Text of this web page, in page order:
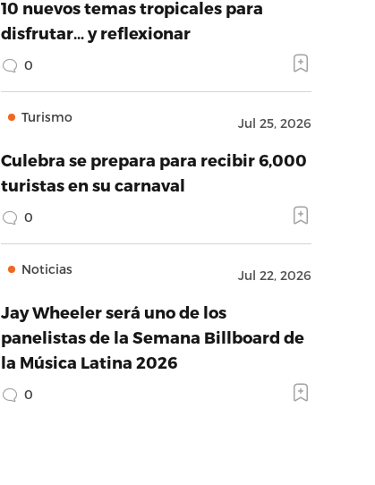
10 nuevos temas tropicales para
disfrutar… y reflexionar
0
Turismo Jul 25, 2026
Culebra se prepara para recibir 6,000
turistas en su carnaval
0
Noticias Jul 22, 2026
Jay Wheeler será uno de los
panelistas de la Semana Billboard de
la Música Latina 2026
0